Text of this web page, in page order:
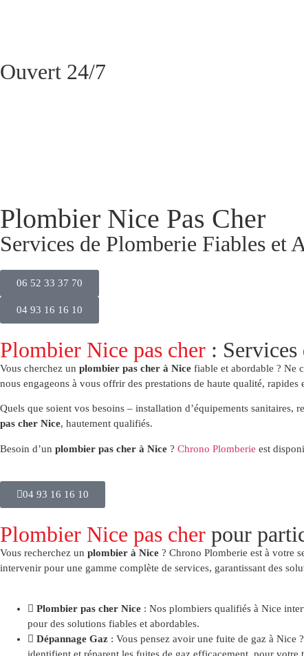
Ouvert 24/7
Plombier Nice Pas Cher
Services de Plomberie Fiables et
06 52 33 37 70
04 93 16 16 10
Plombier Nice pas cher :
Vous cherchez un plombier pas cher à Nice fiable et abordable ? Ne
nous engageons à vous offrir des prestations de haute qualité, rapides
Quels que soient vos besoins – installation d’équipements sanitaires,
pas cher Nice, hautement qualifiés.
Besoin d’un plombier pas cher à Nice ? Chrono Plomberie est
04 93 16 16 10
Plombier Nice pas cher pour
Vous recherchez un plombier à Nice ? Chrono Plomberie est à votre
intervenir pour une gamme complète de services, garantissant des
Plombier pas cher Nice : Nos plombiers qualifiés à Nice
pour des solutions fiables et abordables.
Dépannage Gaz : Vous pensez avoir une fuite de gaz à Nice
identifient et réparent les fuites de gaz efficacement, pour votre